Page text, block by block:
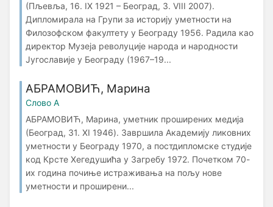
(Пљевља, 16. IX 1921 – Београд, 3. VIII 2007).
Дипломирала на Групи за историју уметности на
Филозофском факултету у Београду 1956. Радила као
директор Музеја револуције народа и народности
Југославије у Београду (1967–19...
АБРАМОВИЋ, Марина
Слово А
АБРАМОВИЋ, Марина, уметник проширених медија
(Београд, 31. XI 1946). Завршила Академију ликовних
уметности у Београду 1970, а постдипломске студије
код Крсте Хегедушића у Загребу 1972. Почетком 70-
их година почиње истраживања на пољу нове
уметности и проширени...